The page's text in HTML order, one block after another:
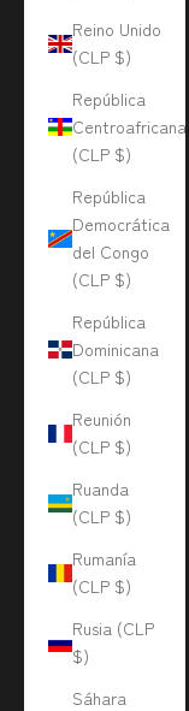
Reino Unido
(CLP $)
República
Centroafricana
(CLP $)
República
Democrática
del Congo
(CLP $)
República
Dominicana
(CLP $)
Reunión
(CLP $)
Ruanda
(CLP $)
Rumanía
(CLP $)
Rusia (CLP
$)
Sáhara